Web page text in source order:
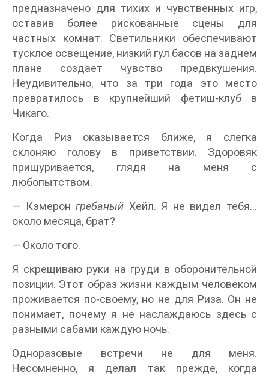
предназначено для тихих и чувственных игр,
оставив более рискованные сцены для
частных комнат. Светильники обеспечивают
тусклое освещение, низкий гул басов на заднем
плане создает чувство предвкушения.
Неудивительно, что за три года это место
превратилось в крупнейший фетиш-клуб в
Чикаго.
Когда Риз оказывается ближе, я слегка
склоняю голову в приветствии. Здоровяк
прищуривается, глядя на меня с
любопытством.
— Кэмерон гребаный Хейл. Я не видел тебя...
около месяца, брат?
— Около того.
Я скрещиваю руки на груди в оборонительной
позиции. Этот образ жизни каждым человеком
проживается по-своему, но не для Риза. Он не
понимает, почему я не наслаждаюсь здесь с
разными сабами каждую ночь.
Одноразовые встречи не для меня.
Несомненно, я делал так прежде, когда